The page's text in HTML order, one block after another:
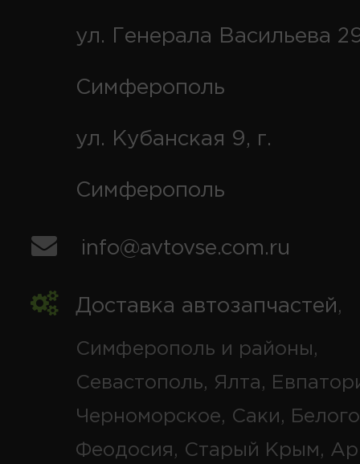
ул. Генерала Васильева
Симферополь
ул. Кубанская 9, г.
Симферополь
info@avtovse.com.ru
Доставка автозапчастей,
Симферополь и районы,
Севастополь, Ялта,
Черноморское, Саки,
Феодосия, Старый Крым,